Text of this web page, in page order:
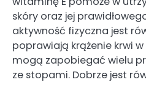
skóry oraz jej
aktywność fizyczna jest
poprawiają krążenie krwi
mogą zapobiegać wielu
ze stopami. Dobrze jest